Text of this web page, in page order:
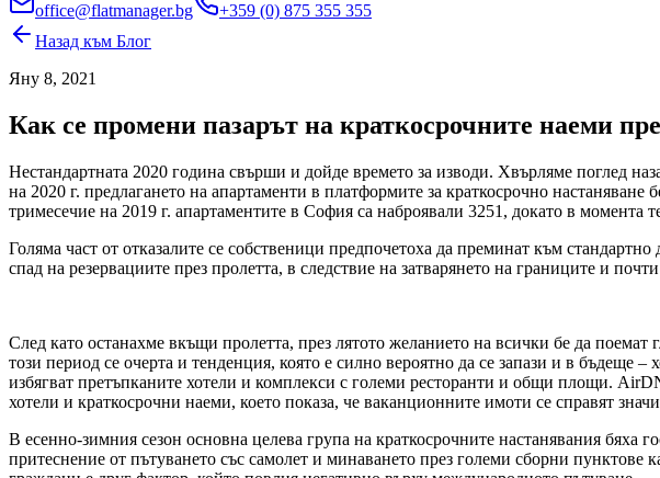
office@flatmanager.bg
+359 (0) 875 355 355
Назад към Блог
Яну 8, 2021
Как се промени пазарът на краткосрочните наеми
Нестандартната 2020 година свърши и дойде времето за изводи. Хвърляме поглед
на 2020 г. предлагането на апартаменти в платформите за краткосрочно
тримесечие на 2019 г. апартаментите в София са наброявали 3251, докато в момента
Голяма част от отказалите се собственици предпочетоха да преминат към
спад на резервациите през пролетта, в следствие на затварянето на границите и
След като останахме вкъщи пролетта, през лятото желанието на всички бе да
този период се очерта и тенденция, която е силно вероятно да се запази и в бъдеще
избягват претъпканите хотели и комплекси с големи ресторанти и общи площи.
хотели и краткосрочни наеми, което показа, че ваканционните имоти се справят
В есенно-зимния сезон основна целева група на краткосрочните настанявания бяха
притеснение от пътуването със самолет и минаването през големи сборни